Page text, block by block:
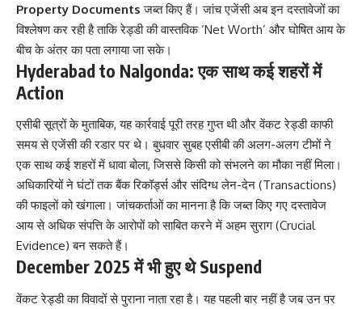
Property Documents जब्त किए हैं। जांच एजेंसी अब इन दस्तावेजों का
विश्लेषण कर रही है ताकि रेड्डी की वास्तविक ‘Net Worth’ और घोषित आय के
बीच के अंतर का पता लगाया जा सके।
Hyderabad to Nalgonda: एक साथ कई शहरों में
Action
एसीबी सूत्रों के मुताबिक, यह कार्रवाई पूरी तरह गुप्त थी और वेंकट रेड्डी काफी
समय से एजेंसी की रडार पर थे। बुधवार सुबह एसीबी की अलग-अलग टीमों ने
एक साथ कई शहरों में धावा बोला, जिससे किसी को संभलने का मौका नहीं मिला।
अधिकारियों ने घंटों तक बैंक रिकॉर्ड्स और संदिग्ध लेन-देन (Transactions)
की फाइलों को खंगाला। जांचकर्ताओं का मानना है कि जब्त किए गए दस्तावेज
आय से अधिक संपत्ति के आरोपों को साबित करने में अहम सुराग (Crucial
Evidence) बन सकते हैं।
December 2025 में भी हुए थे Suspend
वेंकट रेड्डी का विवादों से पुराना नाता रहा है। यह पहली बार नहीं है जब उन पर